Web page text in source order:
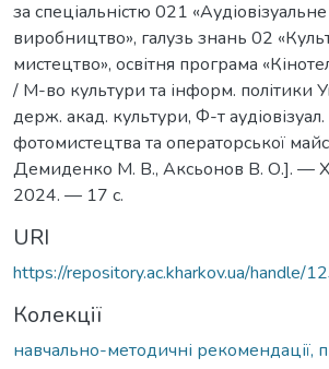
за спеціальністю 021
виробництво», галузь знань 02
мистецтво», освітня програма
/ М-во культури та інформ. політики
держ. акад. культури, Ф-т
фотомистецтва та операторської
Демиденко М. В., Аксьонов В. О.]. —
2024. — 17 с.
URI
https://repository.ac.kharkov.ua/handle/
Колекції
навчально-методичні рекомендації,